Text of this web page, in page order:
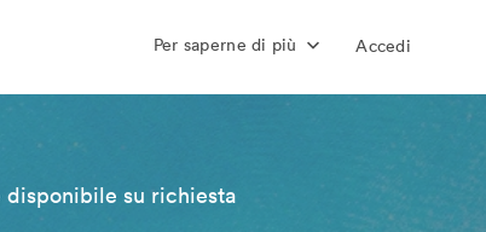
Per saperne di più Accedi
disponibile su richiesta